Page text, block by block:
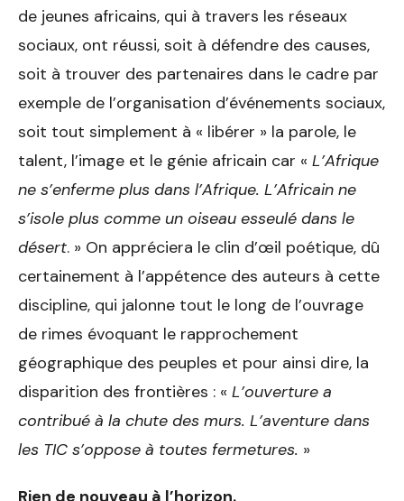
de jeunes africains, qui à travers les réseaux
sociaux, ont réussi, soit à défendre des causes,
soit à trouver des partenaires dans le cadre par
exemple de l’organisation d’événements sociaux,
soit tout simplement à « libérer » la parole, le
talent, l’image et le génie africain car « L’Afrique
ne s’enferme plus dans l’Afrique. L’Africain ne
s’isole plus comme un oiseau esseulé dans le
désert. » On appréciera le clin d’œil poétique, dû
certainement à l’appétence des auteurs à cette
discipline, qui jalonne tout le long de l’ouvrage
de rimes évoquant le rapprochement
géographique des peuples et pour ainsi dire, la
disparition des frontières : « L’ouverture a
contribué à la chute des murs. L’aventure dans
les TIC s’oppose à toutes fermetures. »
Rien de nouveau à l’horizon.